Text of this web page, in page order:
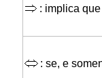
: implica que
: se, e